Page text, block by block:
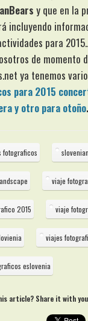
y que en la
incluyendo
para
de momento
ya tenemos
para 2015
y otro para otoño.
fotograficos
viaje
2015 viaje
viajes
eslovenia
article? Share it with